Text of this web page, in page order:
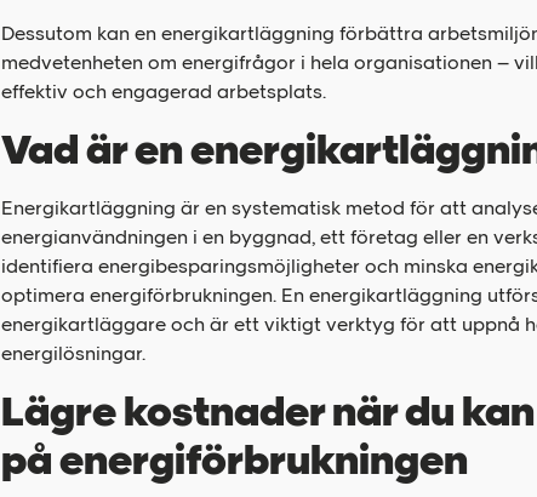
Dessutom kan en energikartläggning förbättra
medvetenheten om energifrågor i hela organisationen –
effektiv och engagerad arbetsplats.
Vad är en
Energikartläggning är en systematisk metod för att
energianvändningen i en byggnad, ett företag eller en
identifiera energibesparingsmöjligheter och minska
optimera energiförbrukningen. En energikartläggning
energikartläggare och är ett viktigt verktyg för att uppnå
energilösningar.
Lägre kostnader när du
på energiförbrukningen